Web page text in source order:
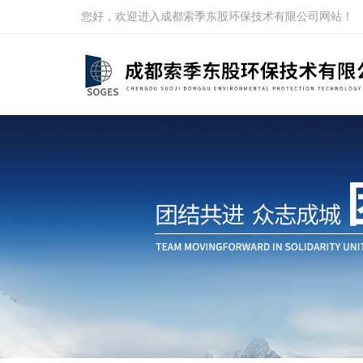
您好，欢迎进入成都索季东股环保技术有限公司网站！